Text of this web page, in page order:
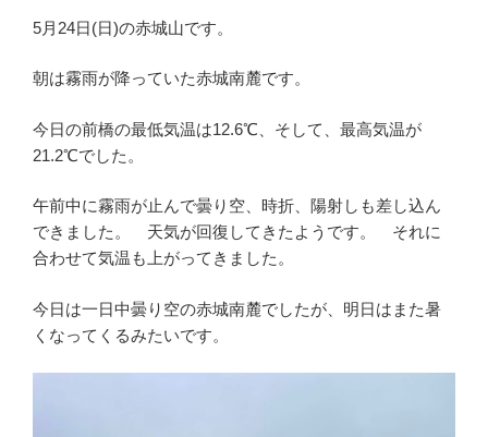
5月24日(日)の赤城山です。
朝は霧雨が降っていた赤城南麓です。
今日の前橋の最低気温は12.6℃、そして、最高気温が
21.2℃でした。
午前中に霧雨が止んで曇り空、時折、陽射しも差し込ん
できました。 天気が回復してきたようです。 それに
合わせて気温も上がってきました。
今日は一日中曇り空の赤城南麓でしたが、明日はまた暑
くなってくるみたいです。